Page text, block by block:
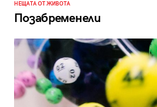
НЕЩАТА ОТ ЖИВОТА
Позабременели